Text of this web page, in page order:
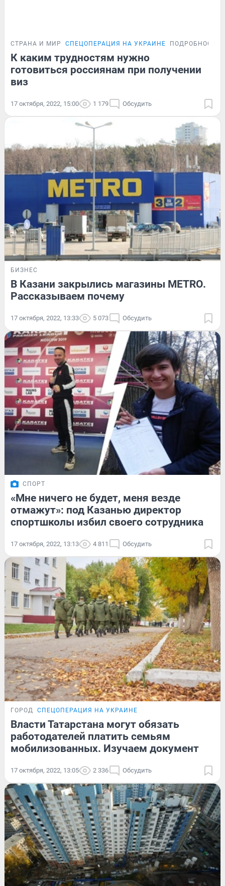
СТРАНА И МИР СПЕЦОПЕРАЦИЯ НА УКРАИНЕ ПОДРОБНОСТИ
К каким трудностям нужно
готовиться россиянам при получении
виз
17 октября, 2022, 15:00 1 179 Обсудить
БИЗНЕС
В Казани закрылись магазины METRO.
Рассказываем почему
17 октября, 2022, 13:33 5 073 Обсудить
СПОРТ
«Мне ничего не будет, меня везде
отмажут»: под Казанью директор
спортшколы избил своего сотрудника
17 октября, 2022, 13:13 4 811 Обсудить
ГОРОД СПЕЦОПЕРАЦИЯ НА УКРАИНЕ
Власти Татарстана могут обязать
работодателей платить семьям
мобилизованных. Изучаем документ
17 октября, 2022, 13:05 2 336 Обсудить